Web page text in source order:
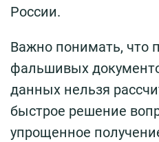
России.
Важно понимать, что
фальшивых
данных нельзя
быстрое решение
упрощенное